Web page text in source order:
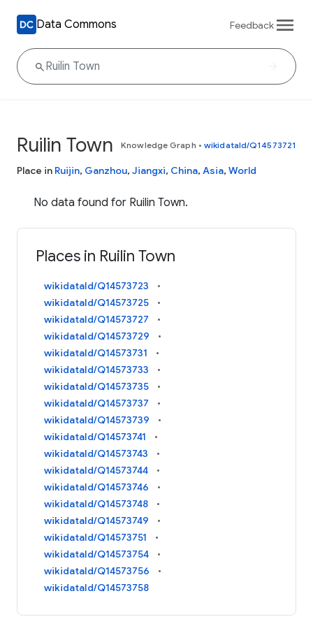
Data Commons Feedback
Ruilin Town Knowledge Graph • wikidataId/Q14573721
Place in Ruijin, Ganzhou, Jiangxi, China, Asia, World
No data found for Ruilin Town.
Places in Ruilin Town
wikidataId/Q14573723
wikidataId/Q14573725
wikidataId/Q14573727
wikidataId/Q14573729
wikidataId/Q14573731
wikidataId/Q14573733
wikidataId/Q14573735
wikidataId/Q14573737
wikidataId/Q14573739
wikidataId/Q14573741
wikidataId/Q14573743
wikidataId/Q14573744
wikidataId/Q14573746
wikidataId/Q14573748
wikidataId/Q14573749
wikidataId/Q14573751
wikidataId/Q14573754
wikidataId/Q14573756
wikidataId/Q14573758